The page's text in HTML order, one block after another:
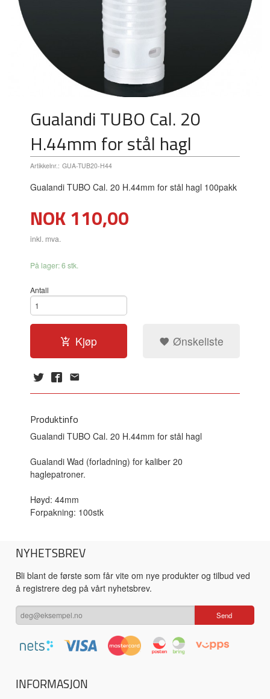
Gualandi TUBO Cal. 20
H.44mm for stål hagl
Artikkelnr.: GUA-TUB20-H44
Gualandi TUBO Cal. 20 H.44mm for stål hagl 100pakk
Pris
NOK110,00
inkl. mva.
På lager: 6 stk.
Antall
Kjøp Ønskeliste
Produktinfo
Gualandi TUBO Cal. 20 H.44mm for stål hagl
Gualandi Wad (forladning) for kaliber 20
haglepatroner.
Høyd: 44mm
Forpakning: 100stk
NYHETSBREV
Bli blant de første som får vite om nye produkter og tilbud ved
å registrere deg på vårt nyhetsbrev.
INFORMASJON